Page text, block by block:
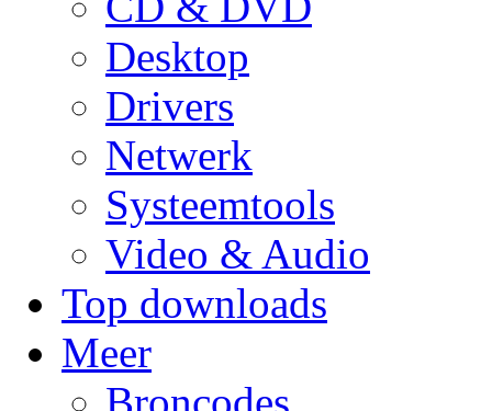
Desktop
Drivers
Netwerk
Systeemtools
Video & Audio
Top downloads
Meer